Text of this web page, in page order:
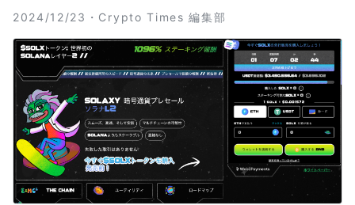
2024/12/23・ Crypto Times 編集部